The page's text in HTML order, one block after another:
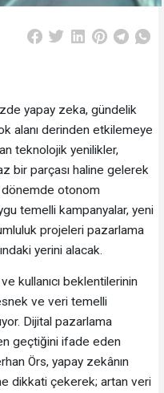
yapay zeka, gündelik
alanı derinden etkilemeye
teknolojik yenilikler,
bir parçası haline gelerek
dönemde otonom
temelli kampanyalar, yeni
projeleri pazarlama
yerini alacak.
kullanıcı beklentilerinin
ve veri temelli
Dijital pazarlama
geçtiğini ifade eden
Örs, yapay zekânın
dikkati çekerek; artan veri